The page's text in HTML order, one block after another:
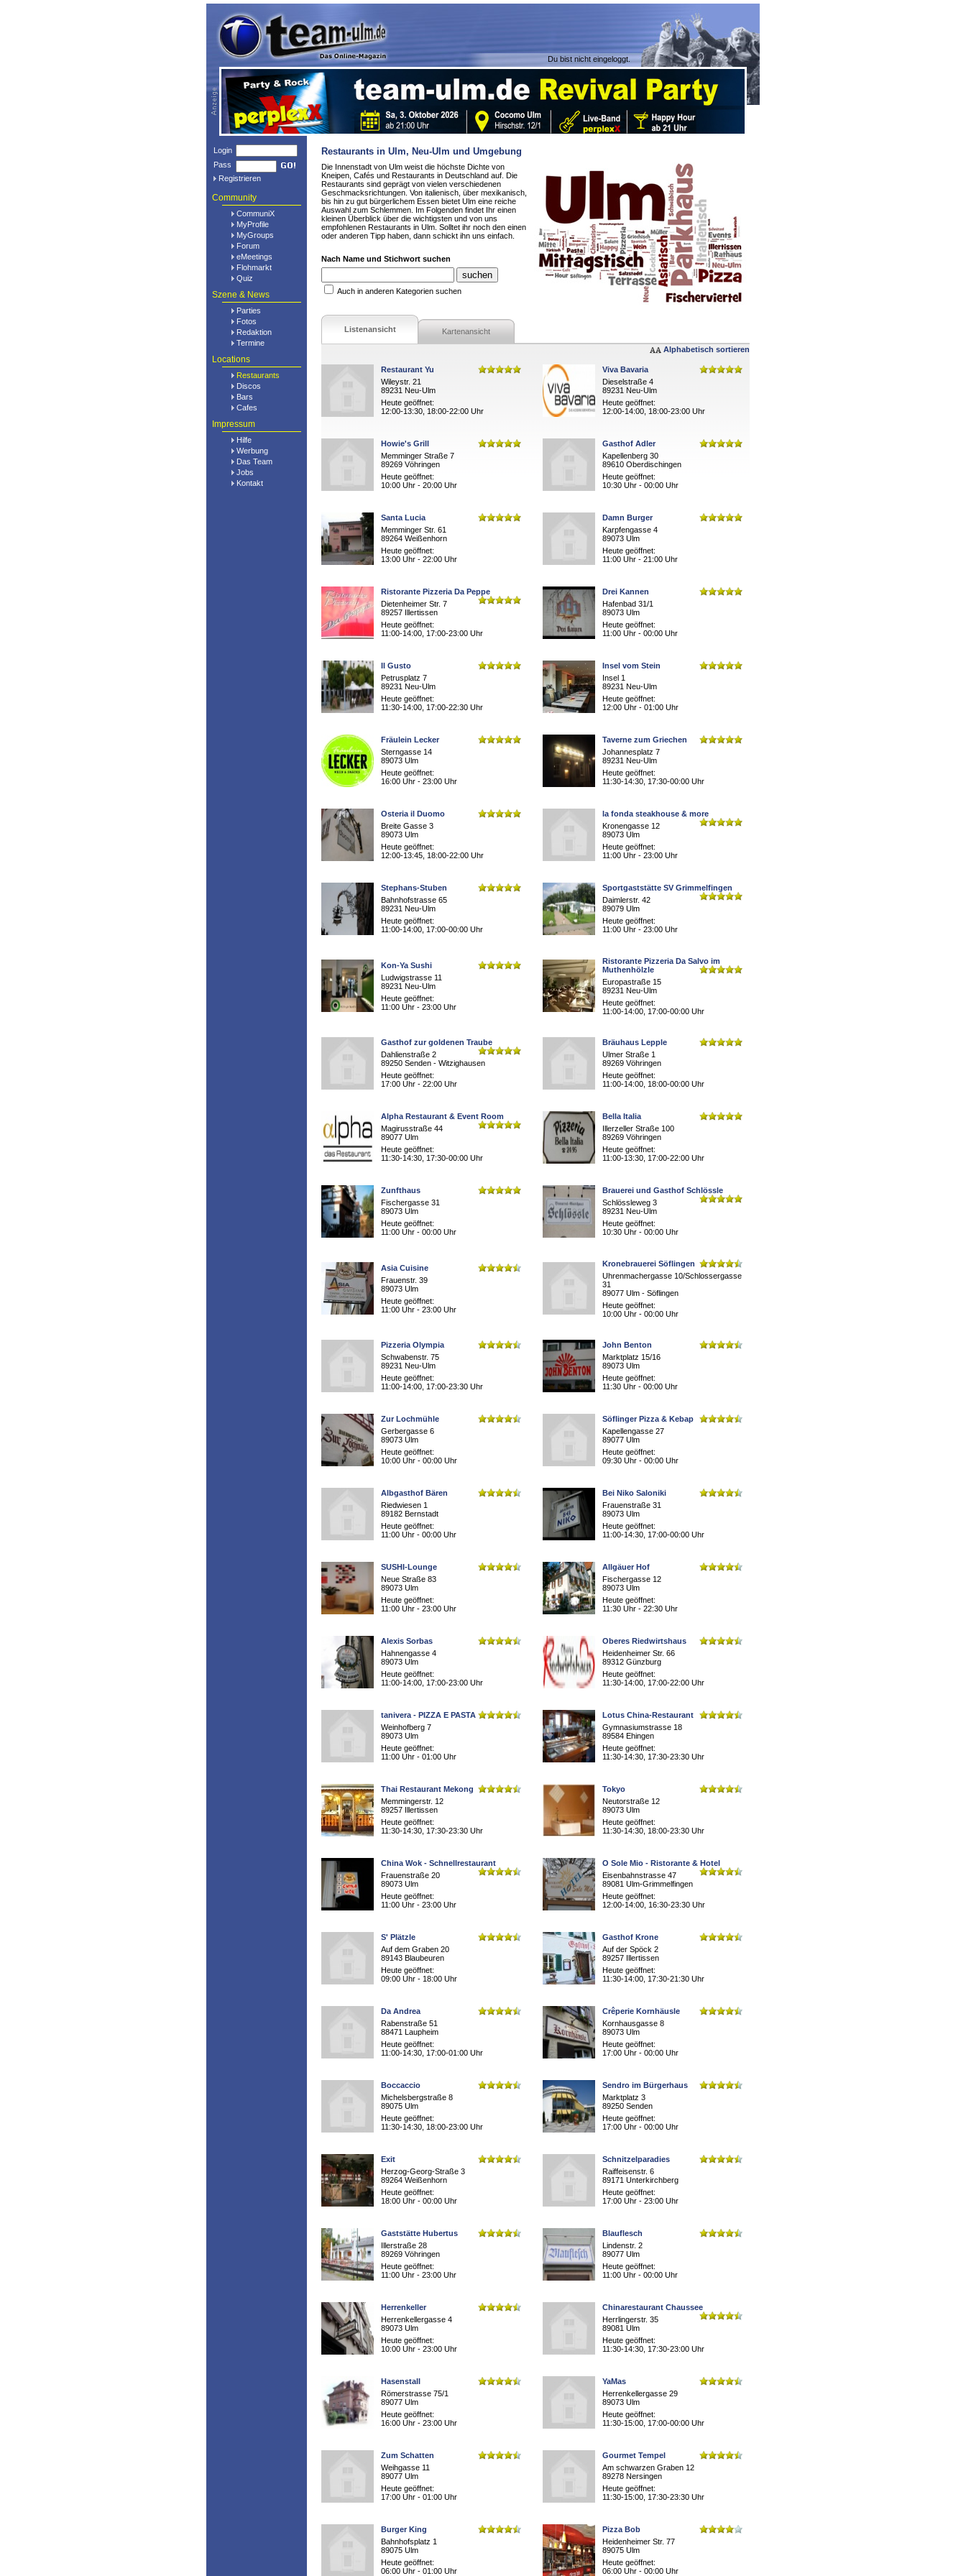
Du bist nicht eingeloggt.
Login
Pass
Registrieren
Community
CommuniX
MyProfile
MyGroups
Forum
eMeetings
Flohmarkt
Quiz
Szene & News
Parties
Fotos
Redaktion
Termine
Locations
Restaurants
Discos
Bars
Cafes
Impressum
Hilfe
Werbung
Das Team
Jobs
Kontakt
Restaurants in Ulm, Neu-Ulm und Umgebung
Die Innenstadt von Ulm weist die höchste Dichte von
Kneipen, Cafés und Restaurants in Deutschland auf. Die
Restaurants sind geprägt von vielen verschiedenen
Geschmacksrichtungen. Von italienisch, über mexikanisch,
bis hin zu gut bürgerlichem Essen bietet Ulm eine reiche
Auswahl zum Schlemmen. Im Folgenden findet Ihr einen
kleinen Überblick über die wichtigsten und von uns
empfohlenen Restaurants in Ulm. Solltet ihr noch den einen
oder anderen Tipp haben, dann schickt ihn uns einfach.
Nach Name und Stichwort suchen
Auch in anderen Kategorien suchen
Listenansicht Kartenansicht
Alphabetisch sortieren
Restaurant Yu
Wileystr. 21
89231 Neu-Ulm
Heute geöffnet:
12:00-13:30, 18:00-22:00 Uhr
Viva Bavaria
Dieselstraße 4
89231 Neu-Ulm
Heute geöffnet:
12:00-14:00, 18:00-23:00 Uhr
Howie's Grill
Memminger Straße 7
89269 Vöhringen
Heute geöffnet:
10:00 Uhr - 20:00 Uhr
Gasthof Adler
Kapellenberg 30
89610 Oberdischingen
Heute geöffnet:
10:30 Uhr - 00:00 Uhr
Santa Lucia
Memminger Str. 61
89264 Weißenhorn
Heute geöffnet:
13:00 Uhr - 22:00 Uhr
Damn Burger
Karpfengasse 4
89073 Ulm
Heute geöffnet:
11:00 Uhr - 21:00 Uhr
Ristorante Pizzeria Da Peppe
Dietenheimer Str. 7
89257 Illertissen
Heute geöffnet:
11:00-14:00, 17:00-23:00 Uhr
Drei Kannen
Hafenbad 31/1
89073 Ulm
Heute geöffnet:
11:00 Uhr - 00:00 Uhr
Il Gusto
Petrusplatz 7
89231 Neu-Ulm
Heute geöffnet:
11:30-14:00, 17:00-22:30 Uhr
Insel vom Stein
Insel 1
89231 Neu-Ulm
Heute geöffnet:
12:00 Uhr - 01:00 Uhr
Fräulein Lecker
Sterngasse 14
89073 Ulm
Heute geöffnet:
16:00 Uhr - 23:00 Uhr
Taverne zum Griechen
Johannesplatz 7
89231 Neu-Ulm
Heute geöffnet:
11:30-14:30, 17:30-00:00 Uhr
Osteria il Duomo
Breite Gasse 3
89073 Ulm
Heute geöffnet:
12:00-13:45, 18:00-22:00 Uhr
la fonda steakhouse & more
Kronengasse 12
89073 Ulm
Heute geöffnet:
11:00 Uhr - 23:00 Uhr
Stephans-Stuben
Bahnhofstrasse 65
89231 Neu-Ulm
Heute geöffnet:
11:00-14:00, 17:00-00:00 Uhr
Sportgaststätte SV Grimmelfingen
Daimlerstr. 42
89079 Ulm
Heute geöffnet:
11:00 Uhr - 23:00 Uhr
Kon-Ya Sushi
Ludwigstrasse 11
89231 Neu-Ulm
Heute geöffnet:
11:00 Uhr - 23:00 Uhr
Ristorante Pizzeria Da Salvo im
Muthenhölzle
Europastraße 15
89231 Neu-Ulm
Heute geöffnet:
11:00-14:00, 17:00-00:00 Uhr
Gasthof zur goldenen Traube
Dahlienstraße 2
89250 Senden - Witzighausen
Heute geöffnet:
17:00 Uhr - 22:00 Uhr
Bräuhaus Lepple
Ulmer Straße 1
89269 Vöhringen
Heute geöffnet:
11:00-14:00, 18:00-00:00 Uhr
Alpha Restaurant & Event Room
Magirusstraße 44
89077 Ulm
Heute geöffnet:
11:30-14:30, 17:30-00:00 Uhr
Bella Italia
Illerzeller Straße 100
89269 Vöhringen
Heute geöffnet:
11:00-13:30, 17:00-22:00 Uhr
Zunfthaus
Fischergasse 31
89073 Ulm
Heute geöffnet:
11:00 Uhr - 00:00 Uhr
Brauerei und Gasthof Schlössle
Schlössleweg 3
89231 Neu-Ulm
Heute geöffnet:
10:30 Uhr - 00:00 Uhr
Asia Cuisine
Frauenstr. 39
89073 Ulm
Heute geöffnet:
11:00 Uhr - 23:00 Uhr
Kronebrauerei Söflingen
Uhrenmachergasse 10/Schlossergasse
31
89077 Ulm - Söflingen
Heute geöffnet:
10:00 Uhr - 00:00 Uhr
Pizzeria Olympia
Schwabenstr. 75
89231 Neu-Ulm
Heute geöffnet:
11:00-14:00, 17:00-23:30 Uhr
John Benton
Marktplatz 15/16
89073 Ulm
Heute geöffnet:
11:30 Uhr - 00:00 Uhr
Zur Lochmühle
Gerbergasse 6
89073 Ulm
Heute geöffnet:
10:00 Uhr - 00:00 Uhr
Söflinger Pizza & Kebap
Kapellengasse 27
89077 Ulm
Heute geöffnet:
09:30 Uhr - 00:00 Uhr
Albgasthof Bären
Riedwiesen 1
89182 Bernstadt
Heute geöffnet:
11:00 Uhr - 00:00 Uhr
Bei Niko Saloniki
Frauenstraße 31
89073 Ulm
Heute geöffnet:
11:00-14:30, 17:00-00:00 Uhr
SUSHI-Lounge
Neue Straße 83
89073 Ulm
Heute geöffnet:
11:00 Uhr - 23:00 Uhr
Allgäuer Hof
Fischergasse 12
89073 Ulm
Heute geöffnet:
11:30 Uhr - 22:30 Uhr
Alexis Sorbas
Hahnengasse 4
89073 Ulm
Heute geöffnet:
11:00-14:00, 17:00-23:00 Uhr
Oberes Riedwirtshaus
Heidenheimer Str. 66
89312 Günzburg
Heute geöffnet:
11:30-14:00, 17:00-22:00 Uhr
tanivera - PIZZA E PASTA
Weinhofberg 7
89073 Ulm
Heute geöffnet:
11:00 Uhr - 01:00 Uhr
Lotus China-Restaurant
Gymnasiumstrasse 18
89584 Ehingen
Heute geöffnet:
11:30-14:30, 17:30-23:30 Uhr
Thai Restaurant Mekong
Memmingerstr. 12
89257 Illertissen
Heute geöffnet:
11:30-14:30, 17:30-23:30 Uhr
Tokyo
Neutorstraße 12
89073 Ulm
Heute geöffnet:
11:30-14:30, 18:00-23:30 Uhr
China Wok - Schnellrestaurant
Frauenstraße 20
89073 Ulm
Heute geöffnet:
11:00 Uhr - 23:00 Uhr
O Sole Mio - Ristorante & Hotel
Eisenbahnstrasse 47
89081 Ulm-Grimmelfingen
Heute geöffnet:
12:00-14:00, 16:30-23:30 Uhr
S' Plätzle
Auf dem Graben 20
89143 Blaubeuren
Heute geöffnet:
09:00 Uhr - 18:00 Uhr
Gasthof Krone
Auf der Spöck 2
89257 Illertissen
Heute geöffnet:
11:30-14:00, 17:30-21:30 Uhr
Da Andrea
Rabenstraße 51
88471 Laupheim
Heute geöffnet:
11:00-14:30, 17:00-01:00 Uhr
Crêperie Kornhäusle
Kornhausgasse 8
89073 Ulm
Heute geöffnet:
17:00 Uhr - 00:00 Uhr
Boccaccio
Michelsbergstraße 8
89075 Ulm
Heute geöffnet:
11:30-14:30, 18:00-23:00 Uhr
Sendro im Bürgerhaus
Marktplatz 3
89250 Senden
Heute geöffnet:
17:00 Uhr - 00:00 Uhr
Exit
Herzog-Georg-Straße 3
89264 Weißenhorn
Heute geöffnet:
18:00 Uhr - 00:00 Uhr
Schnitzelparadies
Raiffeisenstr. 6
89171 Unterkirchberg
Heute geöffnet:
17:00 Uhr - 23:00 Uhr
Gaststätte Hubertus
Illerstraße 28
89269 Vöhringen
Heute geöffnet:
11:00 Uhr - 23:00 Uhr
Blauflesch
Lindenstr. 2
89077 Ulm
Heute geöffnet:
11:00 Uhr - 00:00 Uhr
Herrenkeller
Herrenkellergasse 4
89073 Ulm
Heute geöffnet:
10:00 Uhr - 23:00 Uhr
Chinarestaurant Chaussee
Herrlingerstr. 35
89081 Ulm
Heute geöffnet:
11:30-14:30, 17:30-23:00 Uhr
Hasenstall
Römerstrasse 75/1
89077 Ulm
Heute geöffnet:
16:00 Uhr - 23:00 Uhr
YaMas
Herrenkellergasse 29
89073 Ulm
Heute geöffnet:
11:30-15:00, 17:00-00:00 Uhr
Zum Schatten
Weihgasse 11
89077 Ulm
Heute geöffnet:
17:00 Uhr - 01:00 Uhr
Gourmet Tempel
Am schwarzen Graben 12
89278 Nersingen
Heute geöffnet:
11:30-15:00, 17:30-23:30 Uhr
Burger King
Bahnhofsplatz 1
89075 Ulm
Heute geöffnet:
06:00 Uhr - 01:00 Uhr
Pizza Bob
Heidenheimer Str. 77
89075 Ulm
Heute geöffnet:
06:00 Uhr - 00:00 Uhr